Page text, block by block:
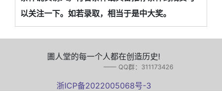
以关注一下。如若录取，相当于是中大奖。
圕人堂的每一个人都在创造历史!
—— QQ群：311173426
浙ICP备2022005068号-3